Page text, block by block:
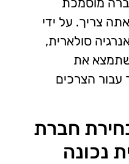
צריך. על ידי
סולארית,
שתמצא את
עבור הצרכים
חברת
נכונה